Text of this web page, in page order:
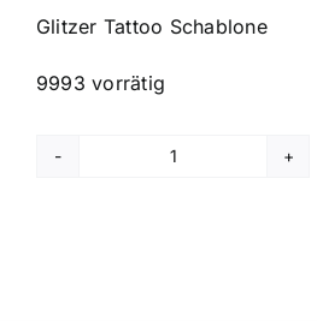
Glitzer Tattoo Schablone
9993 vorrätig
4